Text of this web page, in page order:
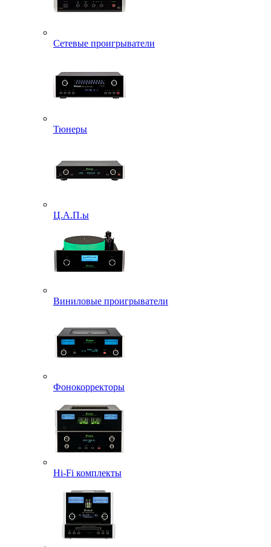
Сетевые проигрыватели
Тюнеры
Ц.А.П.ы
Виниловые проигрыватели
Фонокорректоры
Hi-Fi комплекты